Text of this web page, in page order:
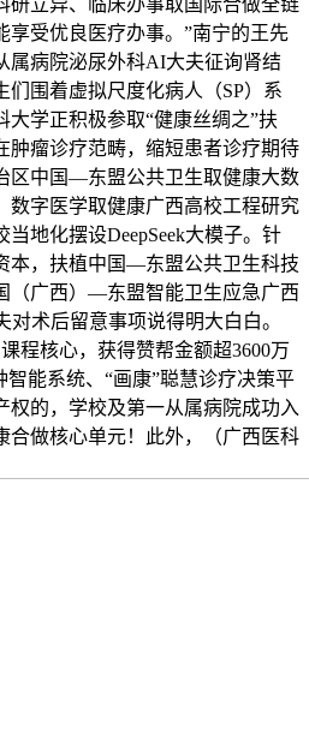
研立异、临床办事取国际合做全链
享受优良医疗办事。”南宁的王先
属病院泌尿外科AI大夫征询肾结
围着虚拟尺度化病人（SP）系
大学正积极参取“健康丝绸之”扶
肿瘤诊疗范畴，缩短患者诊疗期待
区中国—东盟公共卫生取健康大数
数字医学取健康广西高校工程研究
地化摆设DeepSeek大模子。针
本，扶植中国—东盟公共卫生科技
（广西）—东盟智能卫生应急广西
术后留意事项说得明大白白。
程核心，获得赞帮金额超3600万
智能系统、“画康”聪慧诊疗决策平
权的，学校及第一从属病院成功入
做核心单元！此外，（广西医科